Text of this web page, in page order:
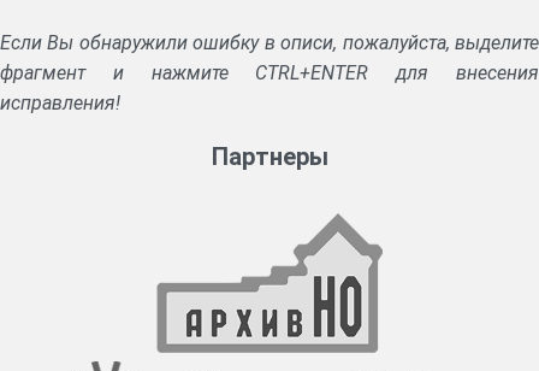
Если Вы обнаружили ошибку в описи, пожалуйста, выделите
фрагмент и нажмите CTRL+ENTER для внесения
исправления!
Партнеры